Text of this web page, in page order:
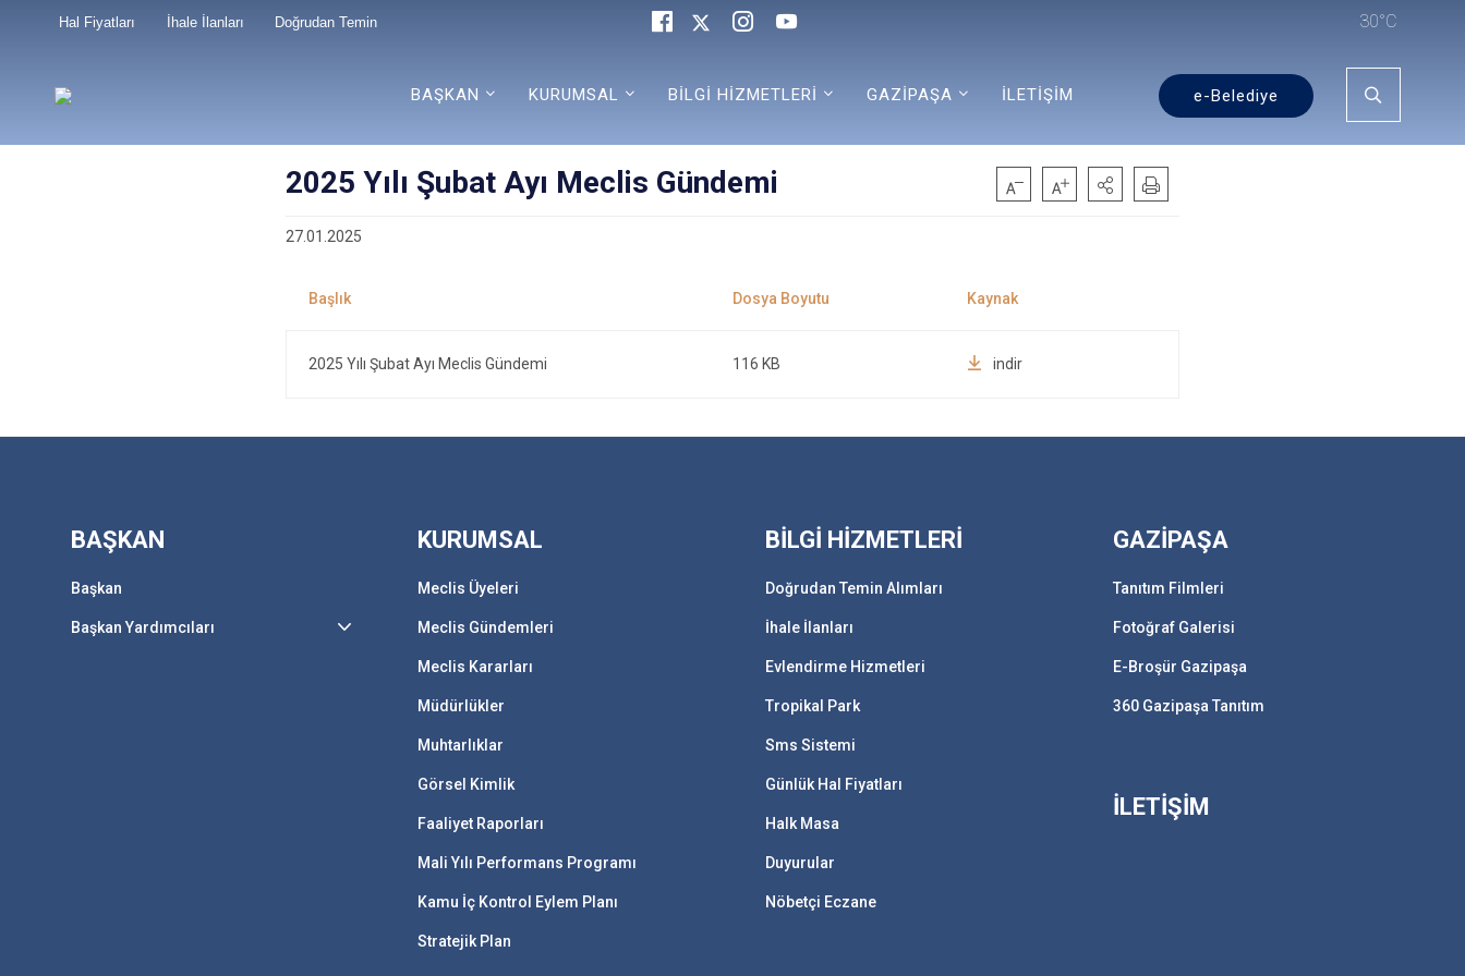
Hal Fiyatları İhale İlanları Doğrudan Temin 30°C
BAŞKAN KURUMSAL BİLGİ HİZMETLERİ GAZİPAŞA İLETİŞİM e-Belediye
2025 Yılı Şubat Ayı Meclis Gündemi
27.01.2025
2025 Yılı Şubat Ayı Meclis Gündemi 116 KB indir
BAŞKAN
Başkan
Başkan Yardımcıları
KURUMSAL
Meclis Üyeleri
Meclis Gündemleri
Meclis Kararları
Müdürlükler
Muhtarlıklar
Görsel Kimlik
Faaliyet Raporları
Mali Yılı Performans Programı
Kamu İç Kontrol Eylem Planı
Stratejik Plan
BİLGİ HİZMETLERİ
Doğrudan Temin Alımları
İhale İlanları
Evlendirme Hizmetleri
Tropikal Park
Sms Sistemi
Günlük Hal Fiyatları
Halk Masa
Duyurular
Nöbetçi Eczane
GAZİPAŞA
Tanıtım Filmleri
Fotoğraf Galerisi
E-Broşür Gazipaşa
360 Gazipaşa Tanıtım
İLETİŞİM